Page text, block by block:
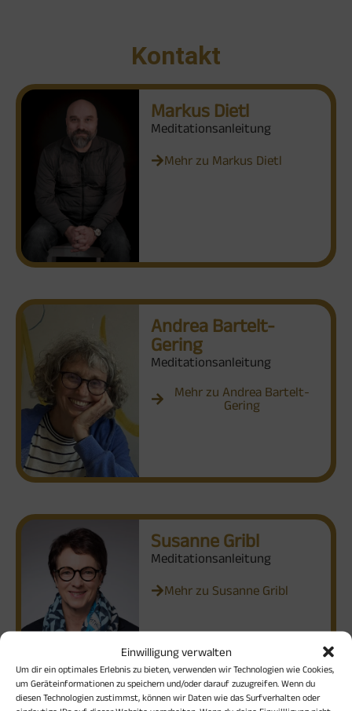
Einwilligung verwalten
Um dir ein optimales Erlebnis zu bieten, verwenden wir Technologien wie Cookies,
um Geräteinformationen zu speichern und/oder darauf zuzugreifen. Wenn du
diesen Technologien zustimmst, können wir Daten wie das Surfverhalten oder
Kontakt
Markus Dietl
Meditationsanleitung
Mehr zu Markus Dietl
Andrea Bartelt-
Gering
Meditationsanleitung
Mehr zu Andrea Bartelt-
Gering
Susanne Gribl
Meditationsanleitung
Mehr zu Susanne Gribl